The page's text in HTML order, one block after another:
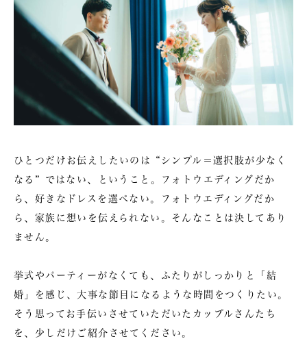
ひとつだけお伝えしたいのは “シンプル＝選択肢が少なく
なる” ではない、ということ。フォトウエディングだか
ら、好きなドレスを選べない。フォトウエディングだか
ら、家族に想いを伝えられない。そんなことは決してあり
ません。
挙式やパーティーがなくても、ふたりがしっかりと「結
婚」を感じ、大事な節目になるような時間をつくりたい。
そう思ってお手伝いさせていただいたカップルさんたち
を、少しだけご紹介させてください。